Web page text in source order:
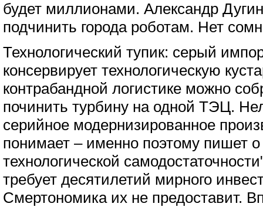
будет миллионами. Александр
подчинить города роботам. Нет
Технологический тупик: серый
консервирует технологическую
контрабандной логистике можно
починить турбину на одной ТЭЦ.
серийное модернизированное
понимает – именно поэтому пишет о
технологической
требует десятилетий мирного
Смертономика их не предоставит.